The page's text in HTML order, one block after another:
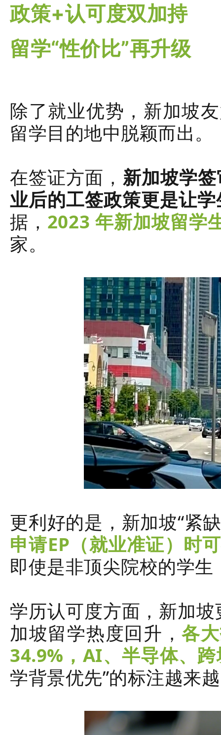
政策+认可度双加持
留学“性价比”再升级
除了就业优势，新加坡
留学目的地中脱颖而出。
在签证方面， 新加坡学
业后的工签政策更是让
据， 2023 年新加坡留学
家。
更利好的是，新加坡“紧
申请EP（就业准证）时
即使是非顶尖院校的学
学历认可度方面，新加
加坡留学热度回升，各
34.9%，AI、半导体、
学背景优先”的标注越来